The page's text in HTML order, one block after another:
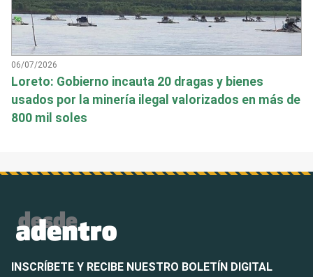
06/07/2026
Loreto: Gobierno incauta 20 dragas y bienes
usados por la minería ilegal valorizados en más de
800 mil soles
INSCRÍBETE Y RECIBE NUESTRO BOLETÍN DIGITAL